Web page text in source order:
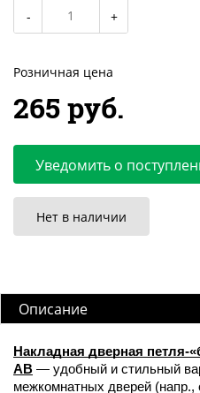
Розничная цена
265 руб.
Уведомить о
Нет в наличии
Описание
Накладная дверная петля-
AB — удобный и стильный
межкомнатных дверей